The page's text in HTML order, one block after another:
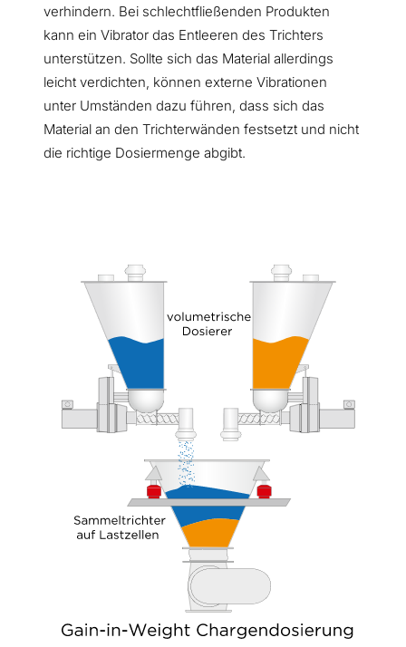
verhindern. Bei schlechtfließenden Produkten
kann ein Vibrator das Entleeren des Trichters
unterstützen. Sollte sich das Material allerdings
leicht verdichten, können externe Vibrationen
unter Umständen dazu führen, dass sich das
Material an den Trichterwänden festsetzt und nicht
die richtige Dosiermenge abgibt.